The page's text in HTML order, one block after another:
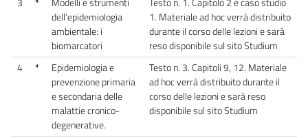
dell’epidemiologia
ambientale: i
biomarcatori
1. Materiale ad hoc verrà distribuito
durante il corso delle lezioni e sarà
reso disponibile sul sito Studium
4
*
Epidemiologia e
prevenzione primaria
e secondaria delle
malattie cronico-
degenerative.
Testo n. 3. Capitoli 9, 12. Materiale
ad hoc verrà distribuito durante il
corso delle lezioni e sarà reso
disponibile sul sito Studium